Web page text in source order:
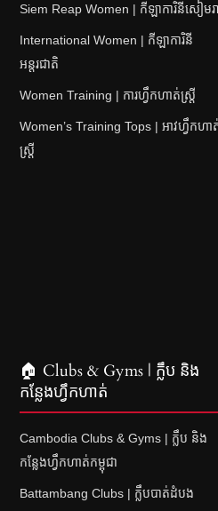
Siem Reap Women | កីឡាការិនីសៀមរ
International Women | កីឡាការិនី
អន្តរជាតិ
Women Training | ការហ្វឹកហាត់ស្ត្រី
Women’s Training Tops | អាវហ្វឹកហា
ស្ត្រី
🏠 Clubs & Gyms | ក្លឹប និង
កន្លែងហ្វឹកហាត់
Cambodia Clubs & Gyms | ក្លឹប និង
កន្លែងហ្វឹកហាត់កម្ពុជា
Battambang Clubs | ក្លឹបបាត់ដំបង